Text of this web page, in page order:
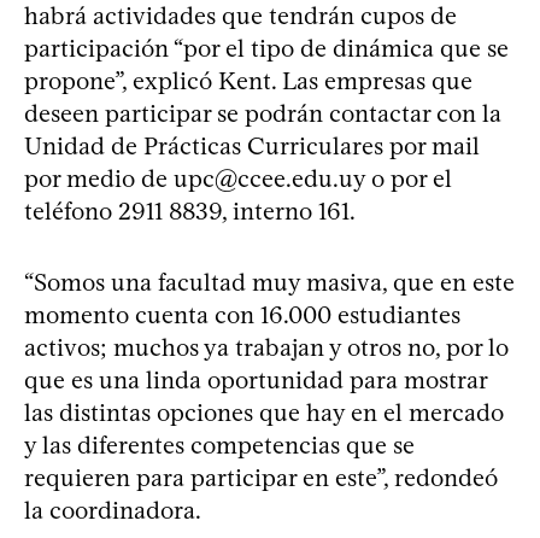
habrá actividades que tendrán cupos de
participación “por el tipo de dinámica que se
propone”, explicó Kent. Las empresas que
deseen participar se podrán contactar con la
Unidad de Prácticas Curriculares por mail
por medio de upc@ccee.edu.uyo por el
teléfono 2911 8839, interno 161.
“Somos una facultad muy masiva, que en este
momento cuenta con 16.000 estudiantes
activos; muchos ya trabajan y otros no, por lo
que es una linda oportunidad para mostrar
las distintas opciones que hay en el mercado
y las diferentes competencias que se
requieren para participar en este”, redondeó
la coordinadora.